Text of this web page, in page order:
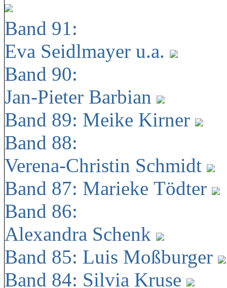
Band 91:
Eva Seidlmayer u.a.
Band 90:
Jan-Pieter Barbian
Band 89: Meike Kirner
Band 88:
Verena-Christin Schmidt
Band 87: Marieke Tödter
Band 86:
Alexandra Schenk
Band 85: Luis Moßburger
Band 84: Silvia Kruse